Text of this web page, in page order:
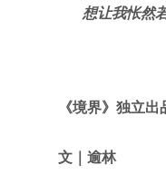
想让我怅然
《境界》独立出
文 ｜ 逾林